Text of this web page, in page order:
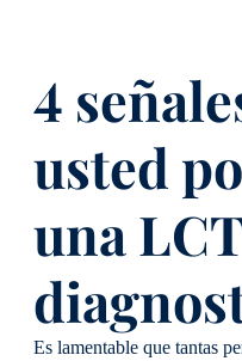
4
usted
una
Es lamentable que tantas